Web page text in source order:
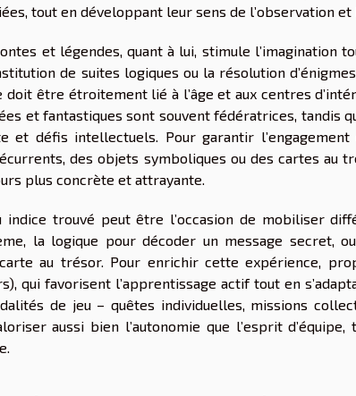
tout en développant leur sens de l’observation
et légendes, quant à lui, stimule l’imagination
de suites logiques ou la résolution
doit être étroitement lié à l’âge et aux centres
et fantastiques sont souvent fédératrices, tandis
et défis intellectuels. Pour garantir
des objets symboliques ou des cartes au
plus concrète et attrayante.
indice trouvé peut être l’occasion de mobiliser
la logique pour décoder un message secret,
au trésor. Pour enrichir cette expérience,
qui favorisent l’apprentissage actif tout en
de jeu – quêtes individuelles, missions
aussi bien l’autonomie que l’esprit